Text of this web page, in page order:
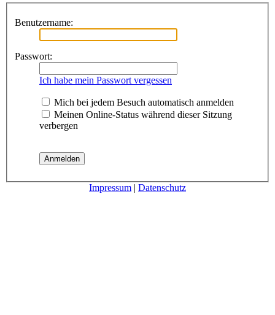
Benutzername:
Passwort:
Ich habe mein Passwort vergessen
Mich bei jedem Besuch automatisch anmelden
Meinen Online-Status während dieser Sitzung
verbergen
Impressum | Datenschutz